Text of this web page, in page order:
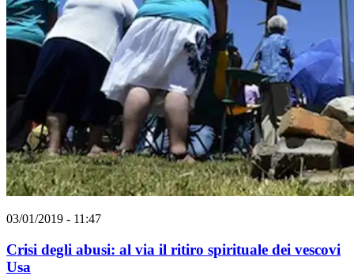
03/01/2019 - 11:47
Crisi degli abusi: al via il ritiro spirituale dei vescovi
Usa